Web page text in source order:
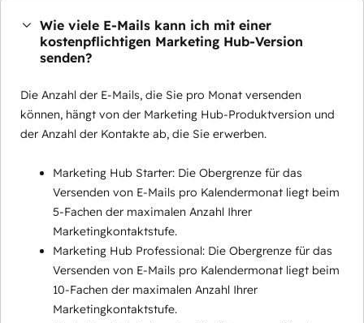
Wie viele E-Mails kann ich mit einer
kostenpflichtigen Marketing Hub-Version
senden?
Die Anzahl der E-Mails, die Sie pro Monat versenden
können, hängt von der Marketing Hub-Produktversion und
der Anzahl der Kontakte ab, die Sie erwerben.
Marketing Hub Starter: Die Obergrenze für das
Versenden von E-Mails pro Kalendermonat liegt beim
5-Fachen der maximalen Anzahl Ihrer
Marketingkontaktstufe.
Marketing Hub Professional: Die Obergrenze für das
Versenden von E-Mails pro Kalendermonat liegt beim
10-Fachen der maximalen Anzahl Ihrer
Marketingkontaktstufe.